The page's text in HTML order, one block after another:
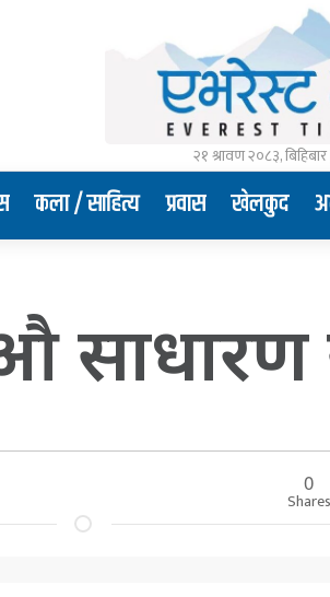
२१ श्रावण २०८३,
कला / साहित्य प्रवास खेलकुद
साधारण
0
Shares